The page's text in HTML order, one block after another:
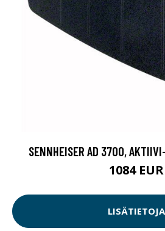
SENNHEISER AD 3700,
1084 EUR
LISÄTIETOJA